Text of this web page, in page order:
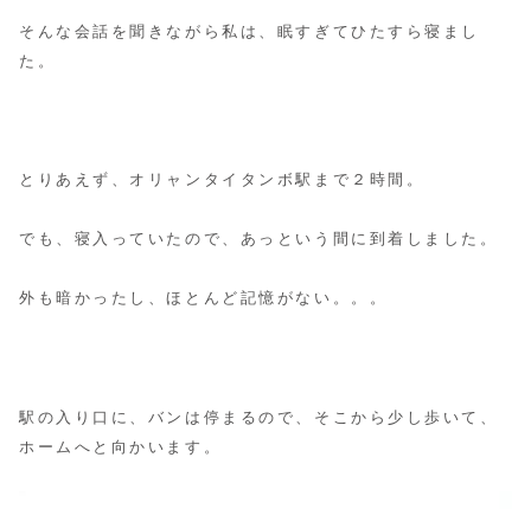
そんな会話を聞きながら私は、眠すぎてひたすら寝まし
た。
とりあえず、オリャンタイタンボ駅まで２時間。
でも、寝入っていたので、あっという間に到着しました。
外も暗かったし、ほとんど記憶がない。。。
駅の入り口に、バンは停まるので、そこから少し歩いて、
ホームへと向かいます。